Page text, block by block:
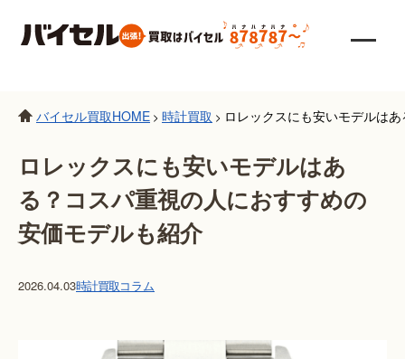
バイセル買取HOME > 時計買取 > ロレックスにも安いモデルは
ロレックスにも安いモデルはあ
る？コスパ重視の人におすすめの
安価モデルも紹介
2026.04.03時計買取コラム